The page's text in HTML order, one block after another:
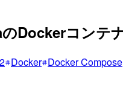
Dockerコンテ
Docker Docker Compose